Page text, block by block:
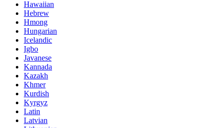
Hawaiian
Hebrew
Hmong
Hungarian
Icelandic
Igbo
Javanese
Kannada
Kazakh
Khmer
Kurdish
Kyrgyz
Latin
Latvian